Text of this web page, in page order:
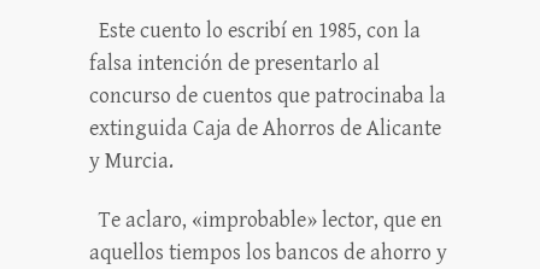
Este cuento lo escribí en 1985, con la
falsa intención de presentarlo al
concurso de cuentos que patrocinaba la
extinguida Caja de Ahorros de Alicante
y Murcia.
Te aclaro, «improbable» lector, que en
aquellos tiempos los bancos de ahorro y